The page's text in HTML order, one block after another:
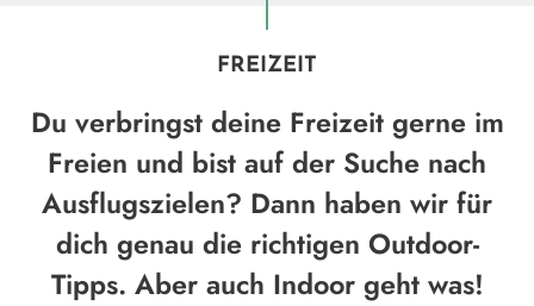
FREIZEIT
Du verbringst deine Freizeit gerne im
Freien und bist auf der Suche nach
Ausflugszielen? Dann haben wir für
dich genau die richtigen Outdoor-
Tipps. Aber auch Indoor geht was!